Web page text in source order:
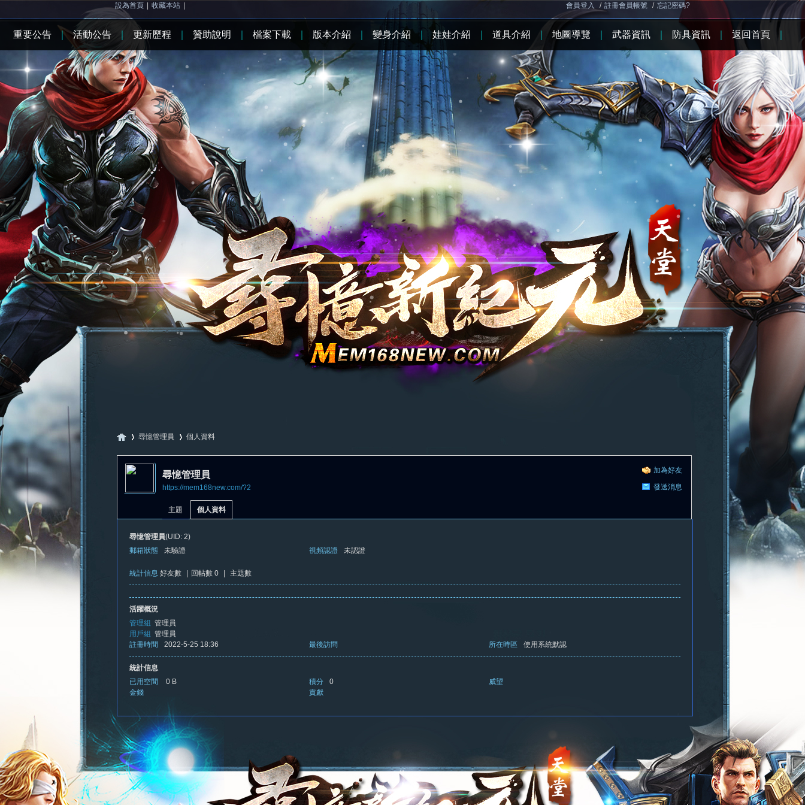
設為首頁 收藏本站 會員登入 / 註冊會員帳號 / 忘記密碼?
新
尋憶管理員
›
個人資料
加為好友
發送消息
尋憶管理員
https://mem168new.com/?2
主題 個人資料
尋憶管理員(UID: 2)
郵箱狀態
未驗證 視頻認證 未認證
統計信息 好友數 回帖數 0 主題數
活躍概況
管理組 管理員
用戶組 管理員
註冊時間
2022-5-25 18:36 最後訪問 所在時區 使用系統默認
統計信息
已用空間
0 B 積分 0
威望
金錢
貢獻